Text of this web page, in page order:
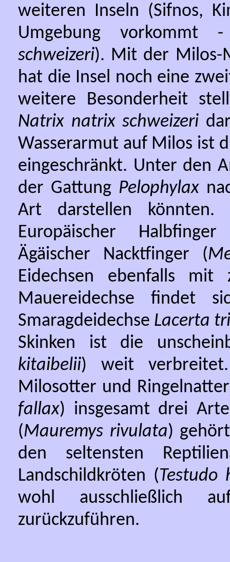
weiteren Inseln (Sifnos,
Umgebung
schweizeri). Mit der Milos-
hat die Insel noch eine
weitere Besonderheit
Natrix natrix schweizeri
Wasserarmut auf Milos ist
eingeschränkt. Unter den
der Gattung Pelophylax
Art darstellen
Europäischer
Ägäischer Nacktfinger (
Eidechsen ebenfalls
Mauereidechse findet
Smaragdeidechse Lacerta
Skinken ist die
kitaibelii) weit
Milosotter und
fallax) insgesamt drei
(Mauremys rivulata)
den seltensten
Landschildkröten (
wohl ausschließlich
zurückzuführen.